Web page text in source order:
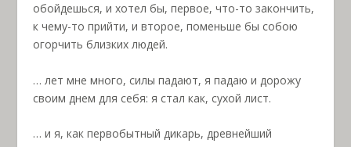
обойдешься, и хотел бы, первое, что-то закончить,
к чему-то прийти, и второе, поменьше бы собою
огорчить близких людей.
… лет мне много, силы падают, я падаю и дорожу
своим днем для себя: я стал как, сухой лист.
… и я, как первобытный дикарь, древнейший